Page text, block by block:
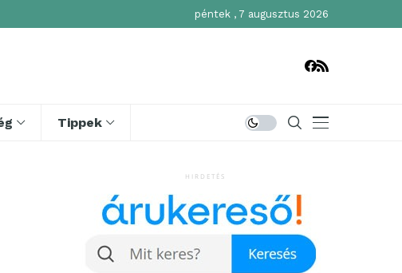
péntek , 7 augusztus 2026
Tippek
HIRDETÉS